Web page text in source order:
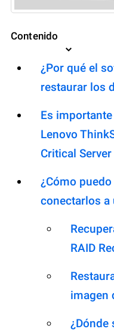
Contenido
¿Por qué el
restaurar los
Es
Lenovo
Critical Server
¿Cómo
conectarlos a
RAID
imagen
¿Dónde